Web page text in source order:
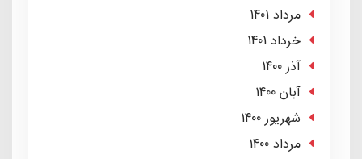
مرداد 1401
خرداد 1401
آذر 1400
آبان 1400
شهریور 1400
مرداد 1400